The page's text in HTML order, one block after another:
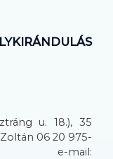
u. 18.), 35
06 20 975-